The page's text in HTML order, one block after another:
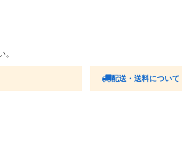
配送・送料について